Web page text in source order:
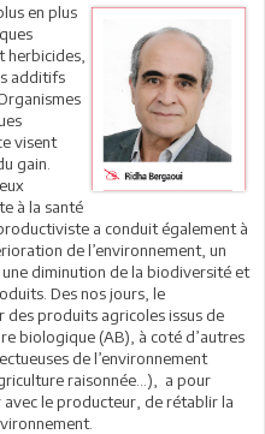
en plus
herbicides,
additifs
visent
gain.
à la santé
a conduit également à
de l’environnement, un
diminution de la biodiversité et
Des nos jours, le
des produits agricoles issus de
biologique (AB), à coté d’autres
de l’environnement
raisonnée…), a pour
le producteur, de rétablir la